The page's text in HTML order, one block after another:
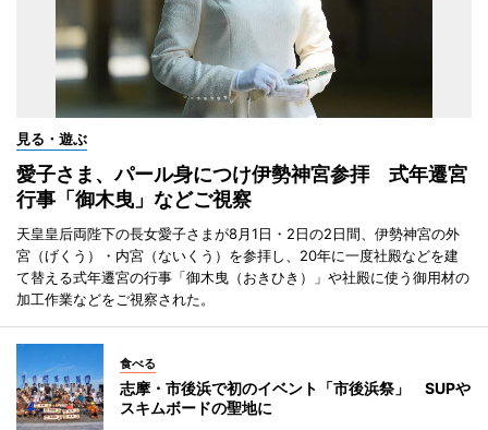
見る・遊ぶ
愛子さま、パール身につけ伊勢神宮参拝 式年遷宮
行事「御木曳」などご視察
天皇皇后両陛下の長女愛子さまが8月1日・2日の2日間、伊勢神宮の外
宮（げくう）・内宮（ないくう）を参拝し、20年に一度社殿などを建
て替える式年遷宮の行事「御木曳（おきひき）」や社殿に使う御用材の
加工作業などをご視察された。
食べる
志摩・市後浜で初のイベント「市後浜祭」 SUPや
スキムボードの聖地に